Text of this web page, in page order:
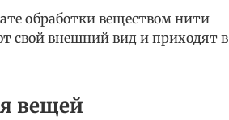
обработки веществом нити
свой внешний вид и приходят в
вещей